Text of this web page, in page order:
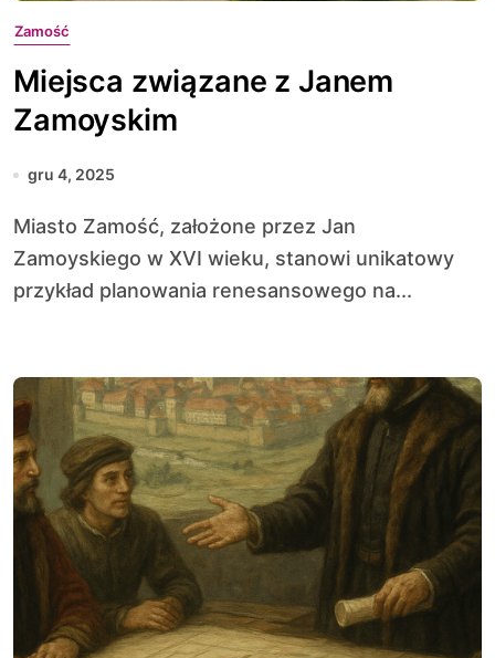
Zamość
Miejsca związane z Janem
Zamoyskim
gru 4, 2025
Miasto Zamość, założone przez Jan
Zamoyskiego w XVI wieku, stanowi unikatowy
przykład planowania renesansowego na...